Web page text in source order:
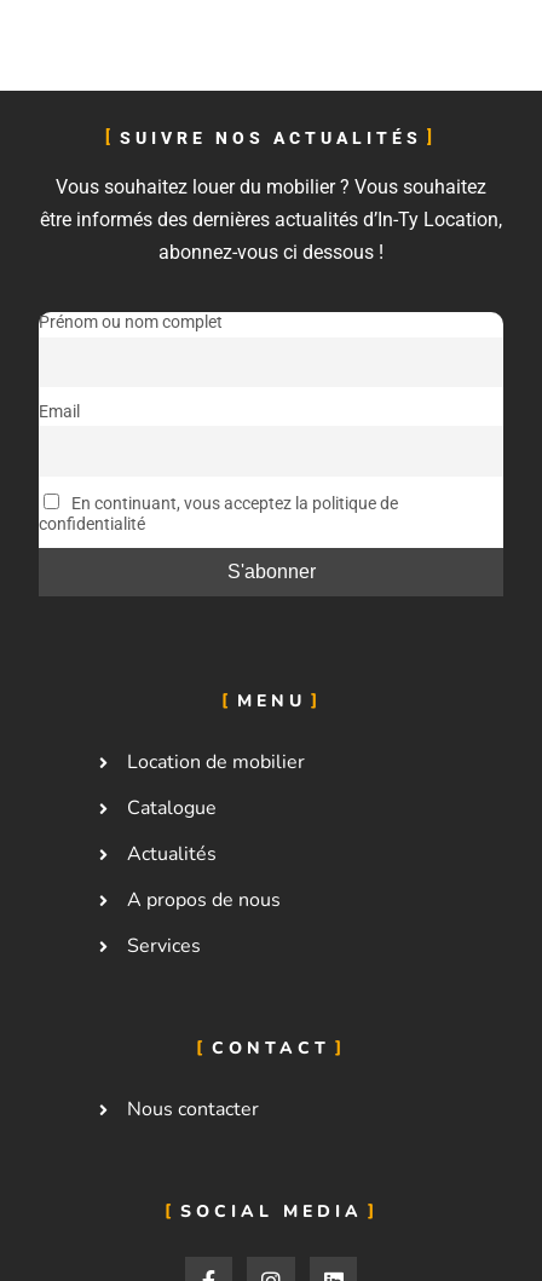
SUIVRE NOS ACTUALITÉS
Vous souhaitez louer du mobilier ? Vous souhaitez
être informés des dernières actualités d’In-Ty Location,
abonnez-vous ci dessous !
Prénom ou nom complet
Email
En continuant, vous acceptez la politique de
confidentialité
MENU
Location de mobilier
Catalogue
Actualités
A propos de nous
Services
CONTACT
Nous contacter
SOCIAL MEDIA